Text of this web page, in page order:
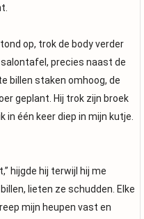
op, trok de body verder
precies naast de
billen staken omhoog, de
geplant. Hij trok zijn broek
in één keer diep in mijn kutje.
hijgde hij terwijl hij me
lieten ze schudden. Elke
mijn heupen vast en